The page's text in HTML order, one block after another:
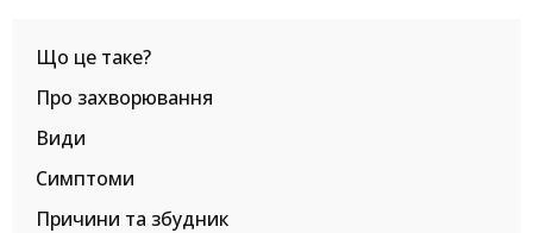
Що це таке?
Про захворювання
Види
Симптоми
Причини та збудник